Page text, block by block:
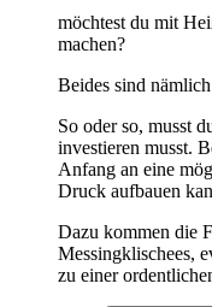
möchtest du mit
machen?
Beides sind
So oder so, musst
investieren musst.
Anfang an eine
Druck aufbauen
Dazu kommen die
Messingklischees,
zu einer